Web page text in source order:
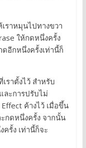
ราหมุนไปทางขวา
ให้กดหนึ่งครั้ง
อีกหนึ่งครั้งเท่านี้ก็
ราตั้งไว้ สำหรับ
ละการปรับไม่
ค้างไว้ เมื่อขึ้น
กดหนึ่งครั้ง จากนั้น
ครั้ง เท่านี้ก็จะ